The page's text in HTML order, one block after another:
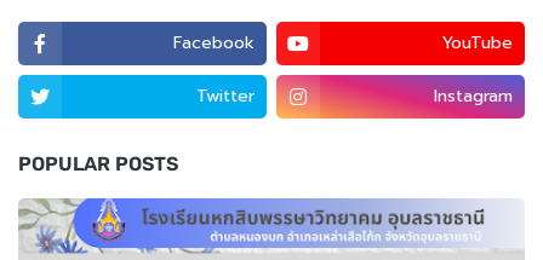
Facebook YouTube
Twitter Instagram
POPULAR POSTS